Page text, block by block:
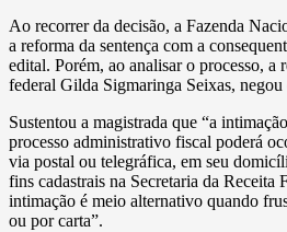
Ao recorrer da decisão, a Fazenda
a reforma da sentença com a
edital. Porém, ao analisar o processo, a
federal Gilda Sigmaringa Seixas, negou
Sustentou a magistrada que “a
processo administrativo fiscal poderá
via postal ou telegráfica, em seu
fins cadastrais na Secretaria da Receita
intimação é meio alternativo quando
ou por carta”.